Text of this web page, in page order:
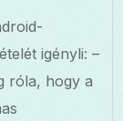
igényli: –
róla, hogy a